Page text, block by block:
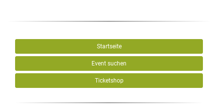
Startseite
Event suchen
Ticketshop